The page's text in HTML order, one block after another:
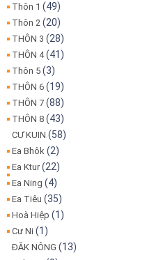
Thôn 1 (49)
Thôn 2 (20)
THÔN 3 (28)
THÔN 4(41)
Thôn 5 (3)
THÔN 6 (19)
THÔN 7 (88)
THÔN 8 (43)
CƯ KUIN (58)
Ea Bhôk (2)
Ea Ktur(22)
Ea Ning (4)
Ea Tiêu (35)
Hoà Hiệp (1)
Cư Ni (1)
ĐĂK NÔNG (13)